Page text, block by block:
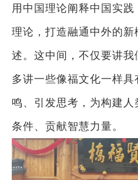
用中国理论阐释中国实
理论，打造融通中外的
述。这中间，不仅要讲
多讲一些像福文化一样
鸣、引发思考，为构建人
条件、贡献智慧力量。